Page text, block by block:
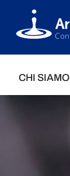
CHI SIAMO